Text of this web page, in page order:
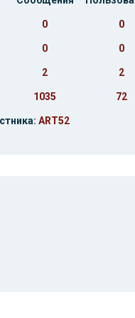
0 0
0 0
2 2
1035 72
ART52